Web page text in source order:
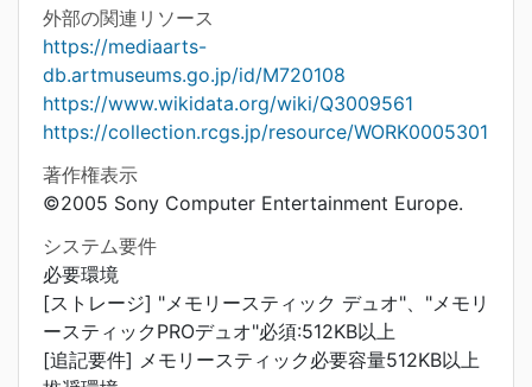
外部の関連リソース
https://mediaarts-
db.artmuseums.go.jp/id/M720108
https://www.wikidata.org/wiki/Q3009561
https://collection.rcgs.jp/resource/WORK0005301
著作権表示
©2005 Sony Computer Entertainment Europe.
システム要件
必要環境
[ストレージ] "メモリースティック デュオ"、"メモリ
ースティックPROデュオ"必須:512KB以上
[追記要件] メモリースティック必要容量512KB以上